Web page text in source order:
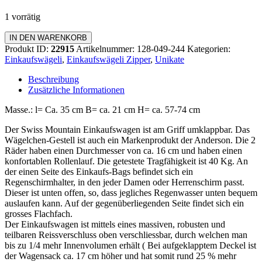
1 vorrätig
Einkaufswagen
Zipper
Menge
IN DEN WARENKORB
Produkt ID: 22915 Artikelnummer: 128-049-244 Kategorien:
Einkaufswägeli, Einkaufswägeli Zipper, Unikate
Beschreibung
Zusätzliche Informationen
Masse.: l= Ca. 35 cm B= ca. 21 cm H= ca. 57-74 cm
Der Swiss Mountain Einkaufswagen ist am Griff umklappbar. Das
Wägelchen-Gestell ist auch ein Markenprodukt der Anderson. Die 2
Räder haben einen Durchmesser von ca. 16 cm und haben einen
konfortablen Rollenlauf. Die getestete Tragfähigkeit ist 40 Kg. An
der einen Seite des Einkaufs-Bags befindet sich ein
Regenschirmhalter, in den jeder Damen oder Herrenschirm passt.
Dieser ist unten offen, so, dass jegliches Regenwasser unten bequem
auslaufen kann. Auf der gegenüberliegenden Seite findet sich ein
grosses Flachfach.
Der Einkaufswagen ist mittels eines massiven, robusten und
teilbaren Reissverschluss oben verschliessbar, durch welchen man
bis zu 1/4 mehr Innenvolumen erhält ( Bei aufgeklapptem Deckel ist
der Wagensack ca. 17 cm höher und hat somit rund 25 % mehr